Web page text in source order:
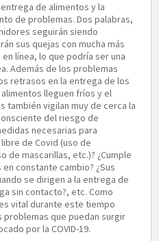
de alimentos y la
de problemas. Dos palabras,
seguirán siendo
sus quejas con mucha más
línea, lo que podría ser una
Además de los problemas
retrasos en la entrega de los
lleguen fríos y el
también vigilan muy de cerca la
del riesgo de
necesarias para
de Covid (uso de
de mascarillas, etc.)? ¿Cumple
constante cambio? ¿Sus
se dirigen a la entrega de
sin contacto?, etc. Como
vital durante este tiempo
que puedan surgir
por la COVID-19.